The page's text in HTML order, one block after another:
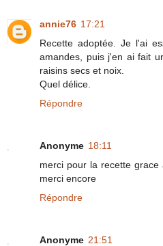
annie76 17:21
Recette adoptée. Je l'ai
amandes, puis j'en ai fait
raisins secs et noix.
Quel délice.
Répondre
Anonyme 18:11
merci pour la recette
merci encore
Répondre
Anonyme 21:51